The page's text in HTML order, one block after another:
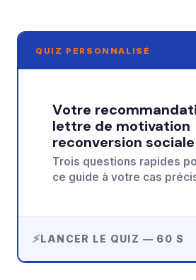
QUIZ PERSONNALISÉ
Votre recommandation sur
lettre de motivation
reconversion sociale
Trois questions rapides
ce guide à votre cas
LANCER LE QUIZ — 60 S